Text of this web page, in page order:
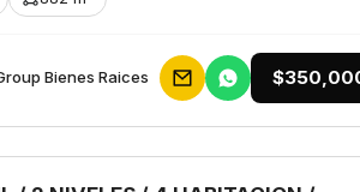
Bienes Raices